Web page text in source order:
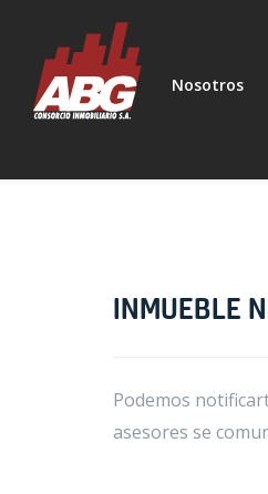
Nosotros
INMUEBLE
Podemos
asesores se